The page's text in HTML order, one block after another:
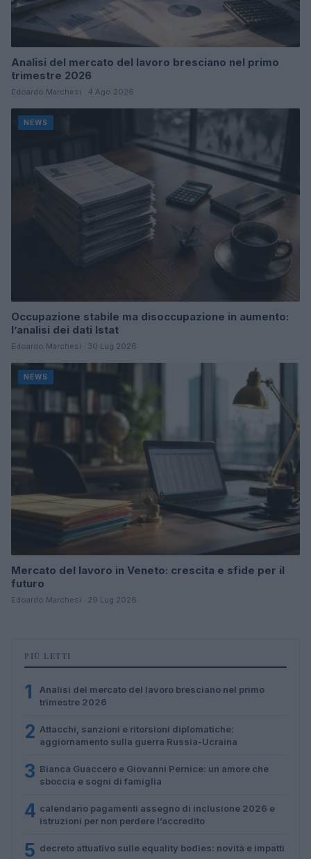
Analisi del mercato del lavoro bresciano nel primo
trimestre 2026
Edoardo Marchesi · 4 Ago 2026
NEWS
Occupazione stabile ma disoccupazione in aumento:
l’analisi dei dati Istat
Edoardo Marchesi · 30 Lug 2026
NEWS
Mercato del lavoro in Veneto: crescita e sfide per il
futuro
Edoardo Marchesi · 29 Lug 2026
PIÙ LETTI
1
Analisi del mercato del lavoro bresciano nel primo
trimestre 2026
2 Attacchi, sanzioni e ritorsioni diplomatiche:
aggiornamento sulla guerra Russia-Ucraina
3 Bianca Guaccero e Giovanni Pernice: un amore che
sboccia e sogni di famiglia
4 calendario pagamenti assegno di inclusione 2026 e
istruzioni per non perdere l’accredito
5 decreto attuativo sulle equality bodies: novità e impatti